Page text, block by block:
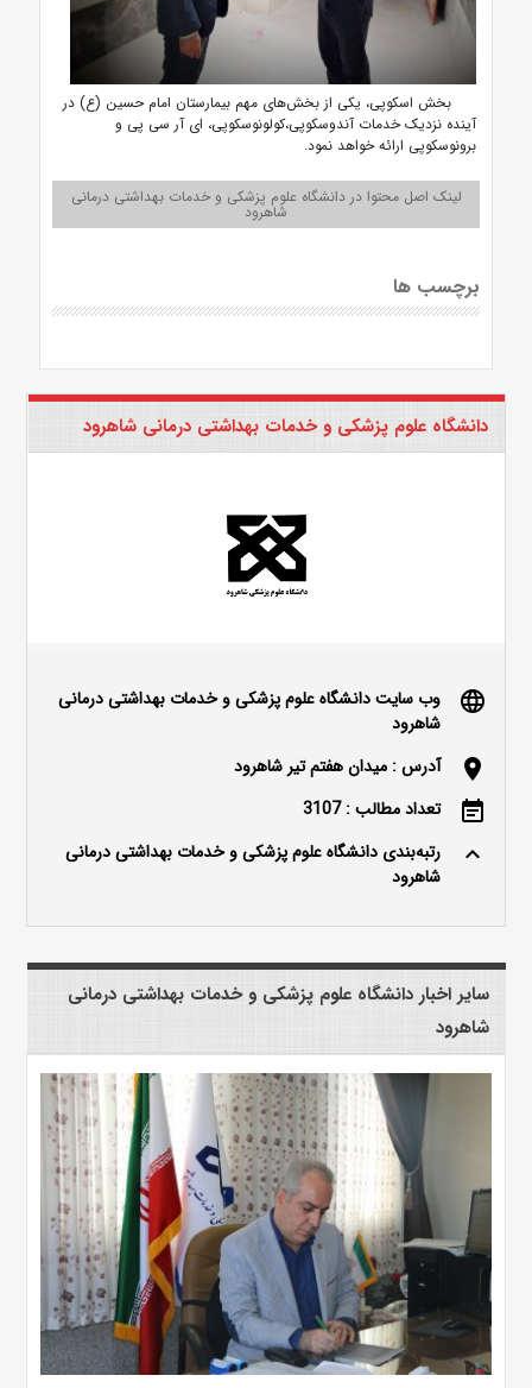
بخش اسکوپی، یکی از بخش‌های مهم بیمارستان امام حسین (ع) در
آینده نزدیک خدمات آندوسکوپی،کولونوسکوپی، ای آر سی پی و
برونوسکوپی ارائه خواهد نمود.
لینک اصل محتوا در دانشگاه علوم پزشکی و خدمات بهداشتی درمانی
شاهرود
برچسب ها
دانشگاه علوم پزشکی و خدمات بهداشتی درمانی شاهرود
language
وب سایت دانشگاه علوم پزشکی و خدمات بهداشتی درمانی
شاهرود
location_on آدرس : میدان هفتم تیر شاهرود
event_note تعداد مطالب : 3107
keyboard_arrow_up
رتبه‌بندی دانشگاه علوم پزشکی و خدمات بهداشتی درمانی
شاهرود
سایر اخبار دانشگاه علوم پزشکی و خدمات بهداشتی درمانی
شاهرود